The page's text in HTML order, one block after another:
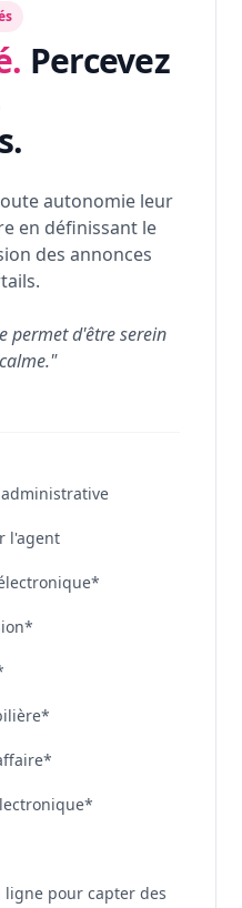
Percevez
autonomie leur
en définissant le
des annonces
permet d'être serein
l'agent
pour capter des